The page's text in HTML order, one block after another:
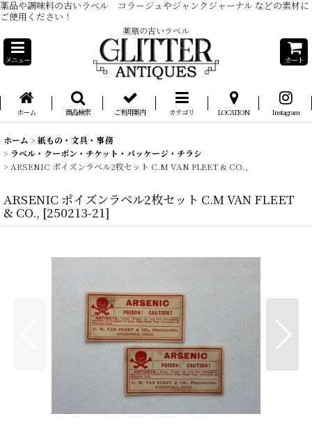
薬品や調味料の古いラベル コラージュやジャンクジャーナル などの素材に
ご使用ください！
薬瓶の古いラベル
メニュー カート
ホーム 商品検索 ご利用案内 カテゴリ LOCATION Instagram
ホーム > 紙もの・文具・事務
> ラベル・クーポン・チケット・パッケージ・チラシ
> ARSENIC ポイズンラベル2枚セット C.M VAN FLEET & CO.,
ARSENIC ポイズンラベル2枚セット C.M VAN FLEET
& CO., [250213-21]